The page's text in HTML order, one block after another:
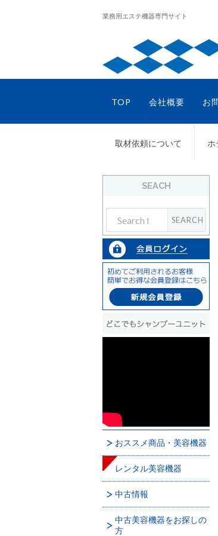
業務用エステ機器専門サイト
TOP 会社概要 お
取材依頼について ホ
SEACH
おススメ商品・美容機器
レンタル美容機器
中古情報
中古美容機器をお探しの
方